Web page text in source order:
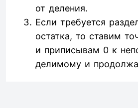
от деления.
Если требуется
остатка, то ставим
и приписывам 0 к
делимому и